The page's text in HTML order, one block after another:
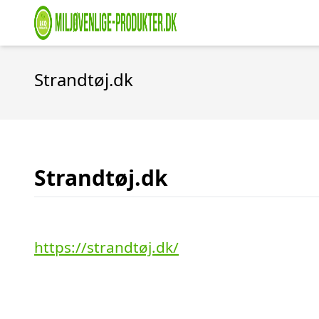
Strandtøj.dk
Strandtøj.dk
https://strandtøj.dk/